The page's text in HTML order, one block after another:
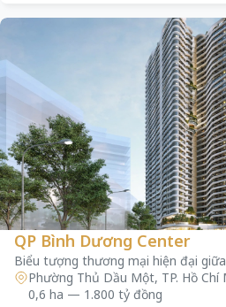
QP Bình Dương Center
Biểu tượng thương mại hiện đại
Phường Thủ Dầu Một, TP. Hồ Chí
0,6 ha — 1.800 tỷ đồng